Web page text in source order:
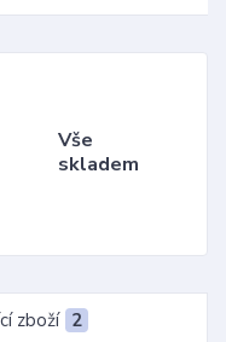
Vše
skladem
zboží 2